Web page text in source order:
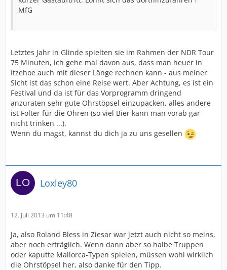
MfG
Letztes Jahr in Glinde spielten sie im Rahmen der NDR Tour
75 Minuten, ich gehe mal davon aus, dass man heuer in
Itzehoe auch mit dieser Länge rechnen kann - aus meiner
Sicht ist das schon eine Reise wert. Aber Achtung, es ist ein
Festival und da ist für das Vorprogramm dringend
anzuraten sehr gute Ohrstöpsel einzupacken, alles andere
ist Folter für die Ohren (so viel Bier kann man vorab gar
nicht trinken ...).
Wenn du magst, kannst du dich ja zu uns gesellen
Loxley80
12. Juli 2013 um 11:48
Ja, also Roland Bless in Ziesar war jetzt auch nicht so meins,
aber noch erträglich. Wenn dann aber so halbe Truppen
oder kaputte Mallorca-Typen spielen, müssen wohl wirklich
die Ohrstöpsel her, also danke für den Tipp.